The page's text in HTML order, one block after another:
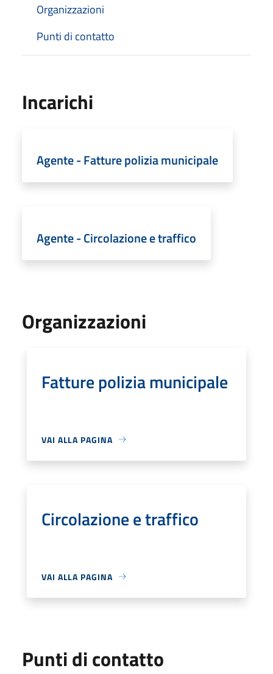
Organizzazioni
Punti di contatto
Incarichi
Agente - Fatture polizia municipale
Agente - Circolazione e traffico
Organizzazioni
Fatture polizia municipale
VAI ALLA PAGINA
Circolazione e traffico
VAI ALLA PAGINA
Punti di contatto